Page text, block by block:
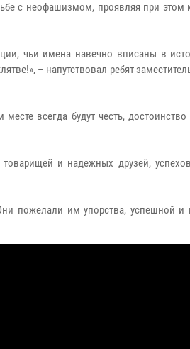
с неофашизмом, проявляя при этом
чьи имена навечно вписаны в
– напутствовал ребят
всегда будут честь, достоинство
и надежных друзей,
пожелали им упорства, успешной и